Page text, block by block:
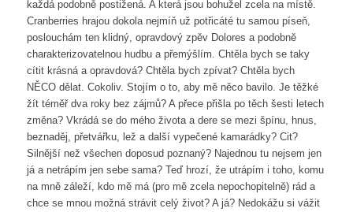
každá podobně postižená. A která jsou bohužel zcela na místě.
Cranberries hrajou dokola nejmíň už potřicáté tu samou píseň,
poslouchám ten klidný, opravdový zpěv Dolores a podobně
charakterizovatelnou hudbu a přemýšlím. Chtěla bych se taky
cítit krásná a opravdová? Chtěla bych zpívat? Chtěla bych
NĚCO dělat. Cokoliv. Stojím o to, aby mě něco bavilo. Je těžké
žít téměř dva roky bez zájmů? A přece přišla po těch šesti letech
změna? Vkrádá se do mého života a dere se mezi špínu, hnus,
beznaděj, přetvářku, lež a další vypečené kamarádky? Cit?
Silnější než všechen doposud poznaný? Najednou tu nejsem jen
já a netrápím jen sebe sama? Teď hrozí, že utrápím i toho, komu
na mně záleží, kdo mě má (pro mě zcela nepochopitelně) rád a
chce se mnou možná strávit celý život? A já? Nedokážu si vážit